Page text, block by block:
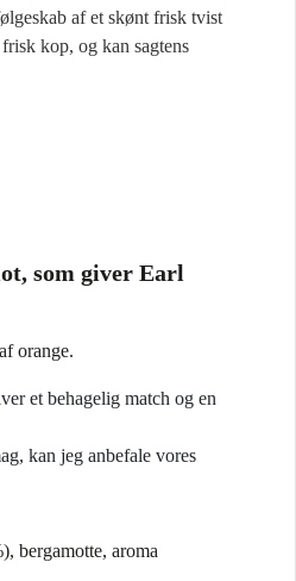
af et skønt frisk tvist
kop, og kan sagtens
som giver Earl
orange.
et behagelig match og en
kan jeg anbefale vores
bergamotte, aroma